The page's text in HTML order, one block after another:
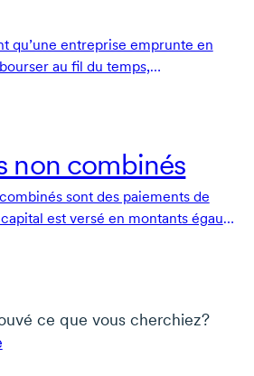
qu’une entreprise emprunte en
au fil du temps,
non combinés
sont des paiements de
est versé en montants égaux
ce que vous cherchiez?